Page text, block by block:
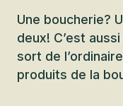
Une boucherie?
deux! C’est
sort de
produits de la